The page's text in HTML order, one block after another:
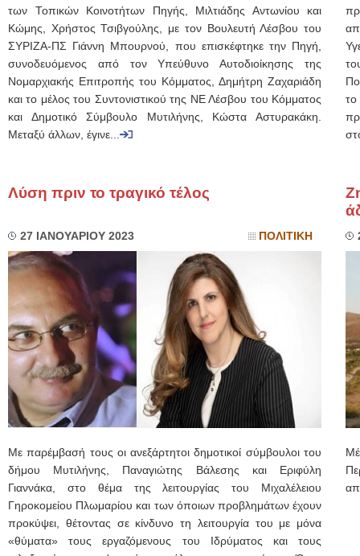
των Τοπικών Κοινοτήτων Πηγής, Μιλτιάδης Αντωνίου και
Κώμης, Χρήστος Τσιβγούλης, με τον Βουλευτή Λέσβου του
ΣΥΡΙΖΑ-ΠΣ Γιάννη Μπουρνού, που επισκέφτηκε την Πηγή,
συνοδευόμενος από τον Υπεύθυνο Αυτοδιοίκησης της
Νομαρχιακής Επιτροπής του Κόμματος, Δημήτρη Ζαχαριάδη
και το μέλος του Συντονιστικού της ΝΕ Λέσβου του Κόμματος
και Δημοτικό Σύμβουλο Μυτιλήνης, Κώστα Αστυρακάκη.
Μεταξύ άλλων, έγινε...
Λύση πριν το τραγικό τέλος
27 ΙΑΝΟΥΑΡΙΟΥ 2023 ΠΟΛΙΤΙΚΗ
Με παρέμβασή τους οι ανεξάρτητοι δημοτικοί σύμβουλοι του
δήμου Μυτιλήνης, Παναγιώτης Βάλεσης και Εριφύλη
Γιαννάκα, στο θέμα της λειτουργίας του Μιχαλέλειου
Γηροκομείου Πλωμαρίου και των όποιων προβλημάτων έχουν
προκύψει, θέτοντας σε κίνδυνο τη λειτουργία του με μόνα
«θύματα» τους εργαζόμενους του Ιδρύματος και τους